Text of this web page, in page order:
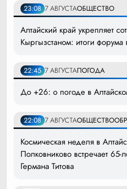
23:08 7 АВГУСТАОБЩЕСТВО
Алтайский край укрепляет
Кыргызстаном: итоги форума
22:45 7 АВГУСТАПОГОДА
До +26: о погоде в
22:08 7 АВГУСТАОБЩЕСТВО
Космическая неделя в
Полковниково встречает 65-
Германа Титова